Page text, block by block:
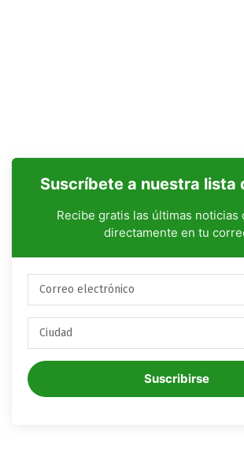
Suscríbete a nuestra lista
Recibe gratis las últimas noticias
directamente en tu
Suscribirse